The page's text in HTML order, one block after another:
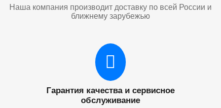
Наша компания производит доставку по всей России и
ближнему зарубежью
Гарантия качества и сервисное
обслуживание